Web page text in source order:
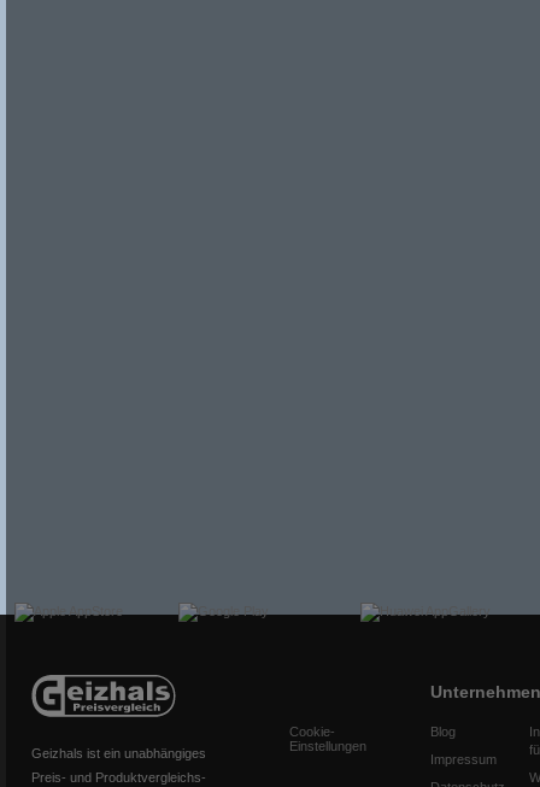
Geizhals ist ein unabhängiges
Preis- und Produktvergleichs-
Cookie-
Einstellungen
Unternehmen
Blog
Impressum